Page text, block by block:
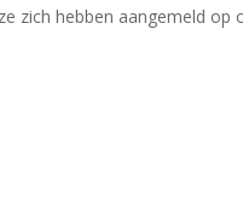
zich hebben aangemeld